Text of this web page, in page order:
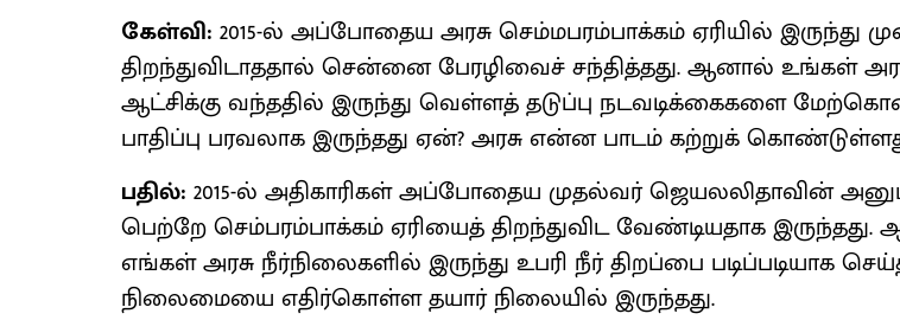
கேள்வி: 2015-ல் அப்போதைய அரசு செம்மபரம்பாக்கம் ஏரியில் இருந்து
திறந்துவிடாததால் சென்னை பேரழிவைச் சந்தித்தது. ஆனால் உங்கள்
ஆட்சிக்கு வந்ததில் இருந்து வெள்ளத் தடுப்பு நடவடிக்கைகளை
பாதிப்பு பரவலாக இருந்தது ஏன்? அரசு என்ன பாடம் கற்றுக்
பதில்: 2015-ல் அதிகாரிகள் அப்போதைய முதல்வர் ஜெயலலிதாவின்
பெற்றே செம்பரம்பாக்கம் ஏரியைத் திறந்துவிட வேண்டியதாக
எங்கள் அரசு நீர்நிலைகளில் இருந்து உபரி நீர் திறப்பை படிப்படியாக
நிலைமையை எதிர்கொள்ள தயார் நிலையில் இருந்தது.